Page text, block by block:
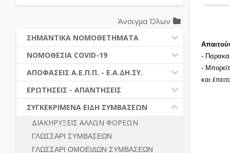
-
-
και
Άνοιγμα Όλων
ΣΗΜΑΝΤΙΚΑ ΝΟΜΟΘΕΤΗΜΑΤΑ
ΔΗΜΟΣΙΕΣ ΣΥΜΒΑΣΕΙΣ (Ν. 4412/2016)
ΔΗΜΟΤΙΚΟΣ ΚΩΔΙΚΑΣ (Ν.3463/2006)
ΚΑΛΛΙΚΡΑΤΗΣ (Ν.3852/2010)
ΝΟΜΟΘΕΣΙΑ - ΝΟΜΟΛΟΓΙΑ (ΣΥΝΟΛΟ)
ΝΟΜΟΘΕΣΙΑ COVID-19
ΝΟΜΟΘΕΣΙΑ - ΝΟΜΟΛΟΓΙΑ COVID -19
ΕΡΩΤΗΣΕΙΣ - ΑΠΑΝΤΗΣΕΙΣ
ΑΠΟΦΑΣΕΙΣ Α.Ε.Π.Π. - Ε.Α.ΔΗ.ΣΥ.
ΠΡΟΔΙΚΑΣΤΙΚΗ ΠΡΟΣΦΥΓΗ
ΓΕΝΙΚΟΙ ΚΑΝΟΝΕΣ
ΔΙΚΑΙΟΥΜΕΝΟΙ ΣΥΜΜΕΤΟΧΗΣ
ΠΡΟΣΦΟΡΕΣ – ΔΙΚΑΙΟΛΟΓΗΤΙΚΑ
ΣΥΜΜΕΤΟΧΗΣ
ΕΡΩΤΗΣΕΙΣ - ΑΠΑΝΤΗΣΕΙΣ
Ν. 4782/2021 - ΤΡΟΠΟΠΟΙΗΣΗ
4412/2016
ΔΙΕΞΑΓΩΓΗ ΔΙΑΔΙΚΑΣΙΑΣ
ΔΙΑΔΙΚΑΣΙΕΣ ΑΝΑΘΕΣΗΣ
ΣΥΓΚΕΚΡΙΜΕΝΑ ΕΙΔΗ ΣΥΜΒΑΣΕΩΝ
ΔΙΑΚΗΡΥΞΕΙΣ ΑΛΛΩΝ ΦΟΡΕΩΝ
ΓΛΩΣΣΑΡΙ ΣΥΜΒΑΣΕΩΝ
ΓΛΩΣΣΑΡΙ ΟΜΟΕΙΔΩΝ ΣΥΜΒΑΣΕΩΝ